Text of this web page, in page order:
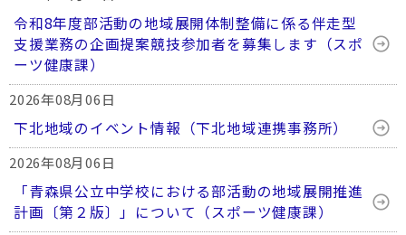
令和8年度部活動の地域展開体制整備に係る伴走型
支援業務の企画提案競技参加者を募集します（スポ
ーツ健康課）
2026年08月06日
下北地域のイベント情報（下北地域連携事務所）
2026年08月06日
「青森県公立中学校における部活動の地域展開推進
計画〔第２版〕」について（スポーツ健康課）